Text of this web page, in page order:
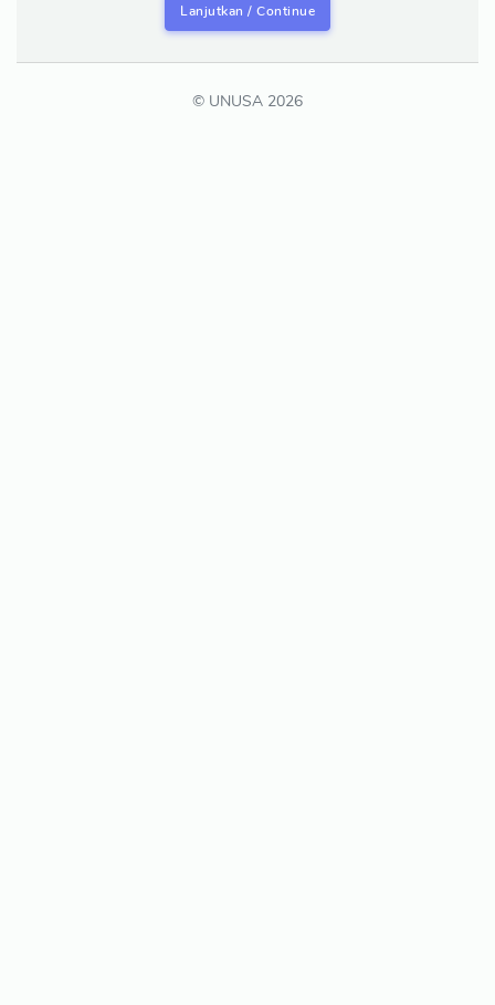
Lanjutkan / Continue
© UNUSA 2026